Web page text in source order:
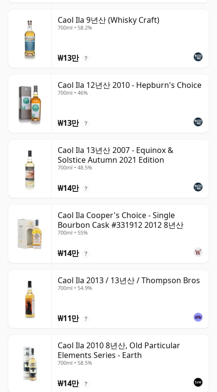
Caol Ila 9년산 (Whisky Craft)
700ml • 58.2%
₩13만 ?
Caol Ila 12년산 2010 - Hepburn's Choice
700ml • 46%
₩13만 ?
Caol Ila 13년산 2007 - Equinox &
Solstice Autumn 2021 Edition
700ml • 48.5%
₩14만 ?
Caol Ila Cooper's Choice - Single
Bourbon Cask #331912 2012 8년산
700ml • 55%
₩14만 ?
Caol Ila 2013 / 13년산 / Thompson Bros
700ml • 54.9%
₩11만 ?
Caol Ila 2010 8년산, Old Particular
Elements Series - Earth
700ml • 58.5%
₩14만 ?